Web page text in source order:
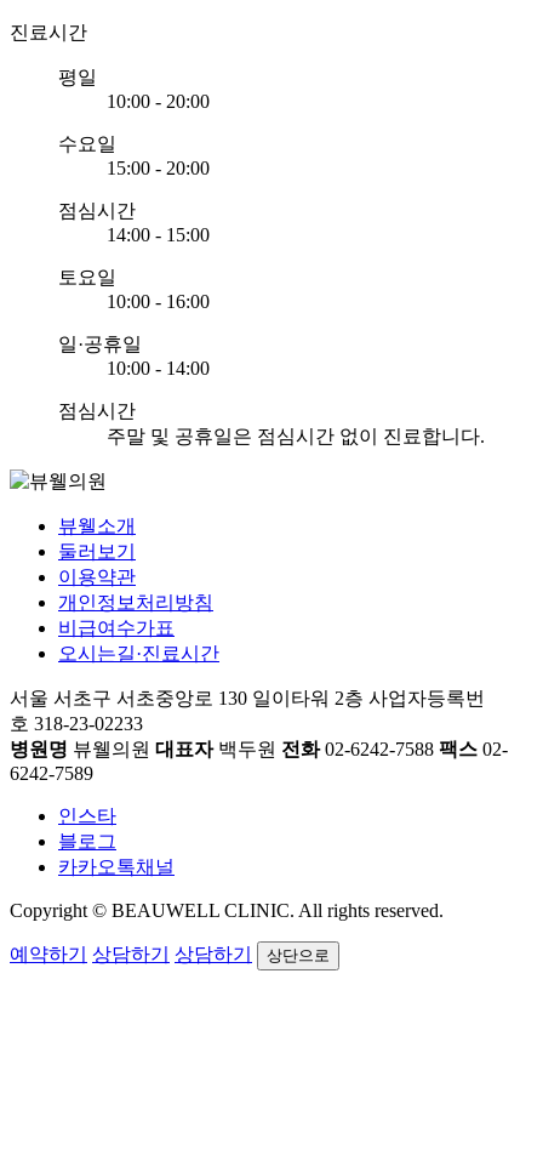
진료시간
평일
10:00 - 20:00
수요일
15:00 - 20:00
점심시간
14:00 - 15:00
토요일
10:00 - 16:00
일·공휴일
10:00 - 14:00
점심시간
주말 및 공휴일은 점심시간 없이 진료합니다.
뷰웰소개
둘러보기
이용약관
개인정보처리방침
비급여수가표
오시는길·진료시간
서울 서초구 서초중앙로 130 일이타워 2층 사업자등록번
호 318-23-02233
병원명 뷰웰의원 대표자백두원 전화02-6242-7588 팩스 02-
6242-7589
인스타
블로그
카카오톡채널
Copyright © BEAUWELL CLINIC. All rights reserved.
예약하기 상담하기 상담하기 상단으로